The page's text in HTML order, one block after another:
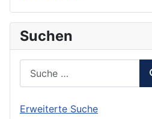
Suchen
Erweiterte Suche